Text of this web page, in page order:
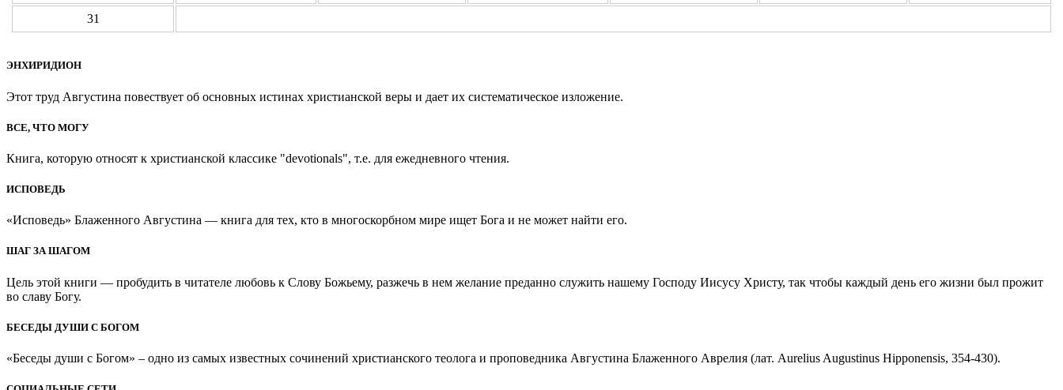
31
ЭНХИРИДИОН
Этот труд Августина повествует об основных истинах христианской веры и дает их систематическое изложение.
ВСЕ, ЧТО МОГУ
Книга, которую относят к христианской классике "devotionals", т.е. для ежедневного чтения.
ИСПОВЕДЬ
«Исповедь» Блаженного Августина — книга для тех, кто в многоскорбном мире ищет Бога и не может найти его.
ШАГ ЗА ШАГОМ
Цель этой книги — пробудить в читателе любовь к Слову Божьему, разжечь в нем желание преданно служить нашему Господу Иисусу Христу, так чтобы каждый день его жизни был прожит
во славу Богу.
БЕСЕДЫ ДУШИ С БОГОМ
«Беседы души с Богом» – одно из самых известных сочинений христианского теолога и проповедника Августина Блаженного Аврелия (лат. Aurelius Augustinus Hipponensis, 354-430).